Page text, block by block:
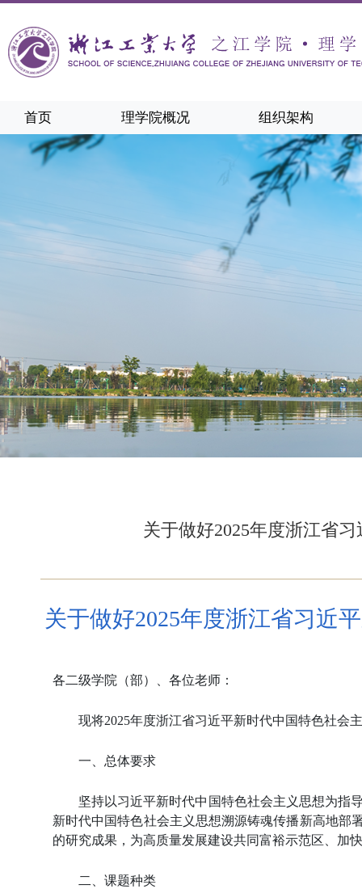
首页 理学院概况 组织架构
关于做好2025年度浙江省
关于做好2025年度浙江省习近
各二级学院（部）、各位老师：
现将2025年度浙江省习近平新时代中国特色社会
一、总体要求
坚持以习近平新时代中国特色社会主义思想为指
新时代中国特色社会主义思想溯源铸魂传播新高地部
的研究成果，为高质量发展建设共同富裕示范区、加
二、课题种类